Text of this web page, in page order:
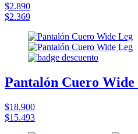
$2.890
$2.369
Pantalón Cuero Wide
$18.900
$15.493